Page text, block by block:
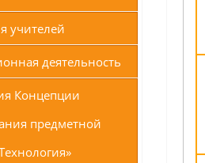
учителей
деятельность
Концепции
предметной